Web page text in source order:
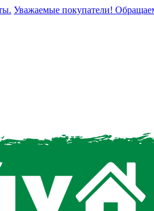
Уважаемые покупатели! Обращаем